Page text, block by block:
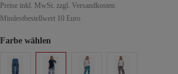
Preise inkl. MwSt. zzgl. Versandkosten
Mindestbestellwert 10 Euro
Farbe wählen